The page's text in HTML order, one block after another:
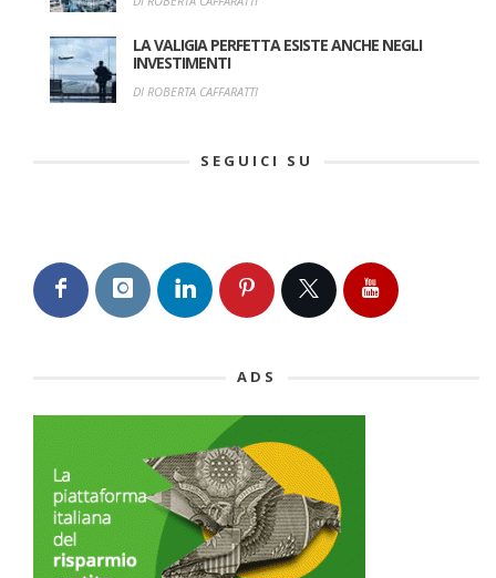
LA VALIGIA PERFETTA ESISTE ANCHE NEGLI
INVESTIMENTI
DI ROBERTA CAFFARATTI
SEGUICI SU
ADS